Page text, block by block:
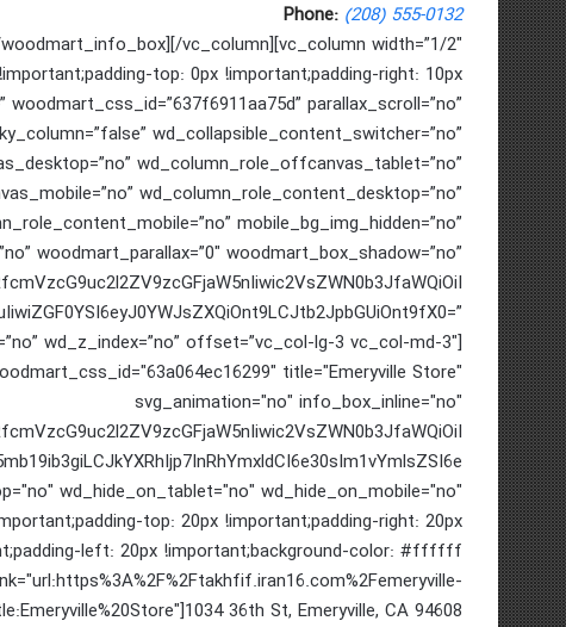
Phone: (208) 555-0132
vc_column][vc_column width=”1/2″
top: 0px !important;padding-right: 10px
parallax_scroll=”no”
wd_collapsible_content_switcher=”no”
wd_column_role_offcanvas_tablet=”no”
wd_column_role_content_desktop=”no”
mobile_bg_img_hidden=”no”
woodmart_parallax=”0″ woodmart_box_shadow=”no”
wd_z_index=”no” offset=”vc_col-lg-3 vc_col-md-3″]
title="Emeryville Store"
svg_animation="no" info_box_inline="no"
wd_hide_on_tablet="no" wd_hide_on_mobile="no"
top: 20px !important;padding-right: 20px
left: 20px !important;background-color: #ffffff
36th St, Emeryville, CA 94608